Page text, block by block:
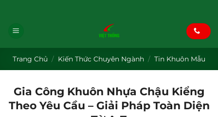
Trang Chủ / Kiến Thức Chuyên Ngành / Tin Khuôn Mẫu
Gia Công Khuôn Nhựa Chậu Kiểng
Theo Yêu Cầu – Giải Pháp Toàn Diện